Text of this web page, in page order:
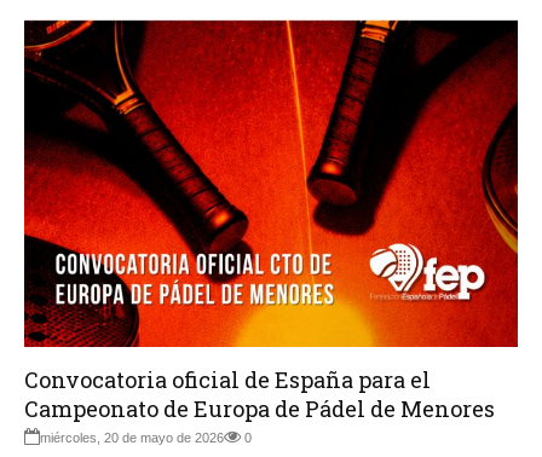
Convocatoria oficial de España para el
Campeonato de Europa de Pádel de Menores
miércoles, 20 de mayo de 2026 0